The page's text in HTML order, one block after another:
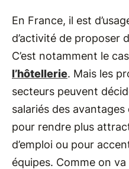
En France, il est
d’activité de proposer
C’est notamment le
l’hôtellerie. Mais les
secteurs peuvent
salariés des
pour rendre plus
d’emploi ou pour
équipes. Comme on